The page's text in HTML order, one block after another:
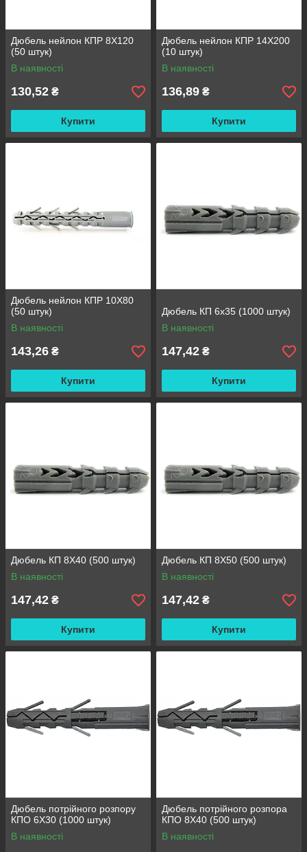
Дюбель нейлон КПР 8X120
(50 штук)
В наявності
130,52 ₴
Купити
Дюбель нейлон КПР 14X200
(10 штук)
В наявності
136,89 ₴
Купити
Дюбель нейлон КПР 10X80
(50 штук)
В наявності
143,26 ₴
Купити
Дюбель КП 6х35 (1000 штук)
В наявності
147,42 ₴
Купити
Дюбель КП 8Х40 (500 штук)
В наявності
147,42 ₴
Купити
Дюбель КП 8Х50 (500 штук)
В наявності
147,42 ₴
Купити
Дюбель потрійного розпору
КПО 6Х30 (1000 штук)
В наявності
Дюбель потрійного розпора
КПО 8X40 (500 штук)
В наявності